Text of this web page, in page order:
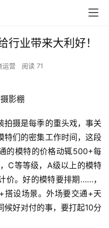
行业带来大利好！
运营 阅读 71
影棚
拍摄是每季的重头戏，事关
特们的密集工作时间，这段
的模特的价格动辄500+每
C等等级，A级以上的模特
价。好的模特要排期……，
搭设场景。外场要交通+天
好对付的事，要打起10分